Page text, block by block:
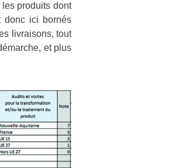
produits dont
donc ici bornés
livraisons, tout
et plus